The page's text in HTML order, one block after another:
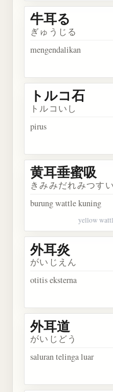
牛耳る
ぎゅうじる
mengendalikan
トルコ石
トルコいし
pirus
黄耳垂蜜吸
きみみだれみつすい
burung wattle kuning
yellow
外耳炎
がいじえん
otitis eksterna
外耳道
がいじどう
saluran telinga luar